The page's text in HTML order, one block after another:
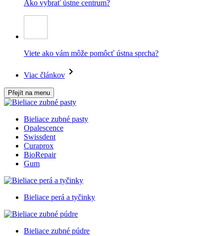
Ako vybrať ústne centrum?
Viete ako vám môže pomôcť ústna sprcha?
Viac článkov
Přejít na menu
Bieliace zubné pasty
Opalescence
Swissdent
Curaprox
BioRepair
Gum
Bieliace perá a tyčinky
Bieliace zubné púdre